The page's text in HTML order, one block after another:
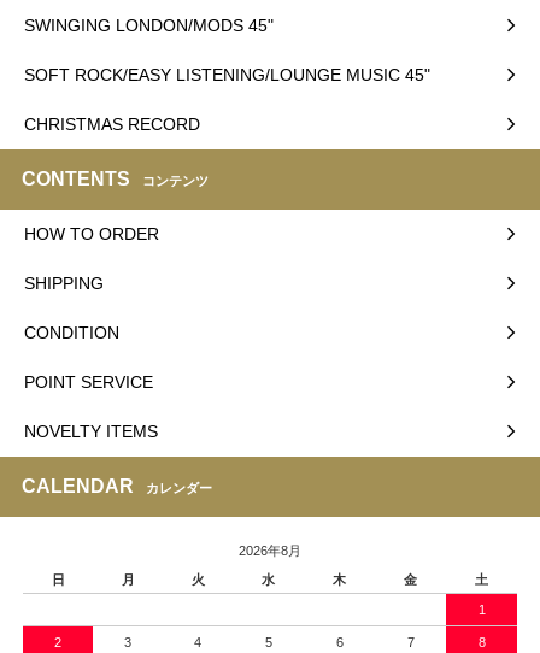
SWINGING LONDON/MODS 45"
SOFT ROCK/EASY LISTENING/LOUNGE MUSIC 45"
CHRISTMAS RECORD
CONTENTS コンテンツ
HOW TO ORDER
SHIPPING
CONDITION
POINT SERVICE
NOVELTY ITEMS
CALENDAR カレンダー
2026年8月
日
月 火 水 木 金 土
1
2 3 4 5 6 7 8